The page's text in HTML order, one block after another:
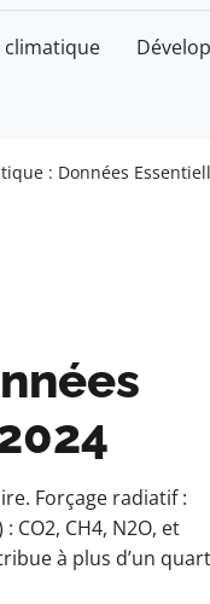
climatique
: Données
Forçage radiatif :
CH4, N2O, et
à plus d’un